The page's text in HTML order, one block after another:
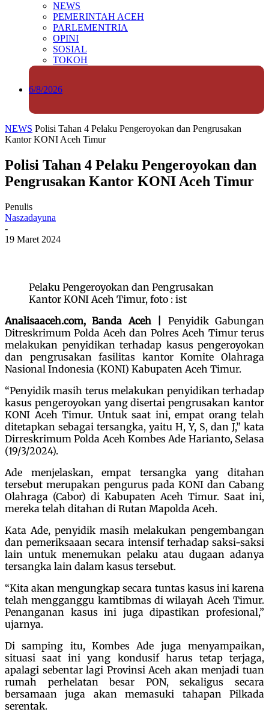
NEWS
PEMERINTAH ACEH
PARLEMENTRIA
OPINI
SOSIAL
TOKOH
6/8/2026
NEWS Polisi Tahan 4 Pelaku Pengeroyokan dan Pengrusakan
Kantor KONI Aceh Timur
Polisi Tahan 4 Pelaku Pengeroyokan dan
Pengrusakan Kantor KONI Aceh Timur
Penulis
Naszadayuna
-
19 Maret 2024
Pelaku Pengeroyokan dan Pengrusakan
Kantor KONI Aceh Timur, foto : ist
Analisaaceh.com, Banda Aceh |
Penyidik Gabungan
Ditreskrimum Polda Aceh dan Polres Aceh Timur terus
melakukan penyidikan terhadap kasus pengeroyokan
dan pengrusakan fasilitas kantor Komite Olahraga
Nasional Indonesia (KONI) Kabupaten Aceh Timur.
“Penyidik masih terus melakukan penyidikan terhadap
kasus pengeroyokan yang disertai pengrusakan kantor
KONI Aceh Timur. Untuk saat ini, empat orang telah
ditetapkan sebagai tersangka, yaitu H, Y, S, dan J,” kata
Dirreskrimum Polda Aceh Kombes Ade Harianto, Selasa
(19/3/2024).
Ade menjelaskan, empat tersangka yang ditahan
tersebut merupakan pengurus pada KONI dan Cabang
Olahraga (Cabor) di Kabupaten Aceh Timur. Saat ini,
mereka telah ditahan di Rutan Mapolda Aceh.
Kata Ade, penyidik masih melakukan pengembangan
dan pemeriksaaan secara intensif terhadap saksi-saksi
lain untuk menemukan pelaku atau dugaan adanya
tersangka lain dalam kasus tersebut.
“Kita akan mengungkap secara tuntas kasus ini karena
telah mengganggu kamtibmas di wilayah Aceh Timur.
Penanganan kasus ini juga dipastikan profesional,”
ujarnya.
Di samping itu, Kombes Ade juga menyampaikan,
situasi saat ini yang kondusif harus tetap terjaga,
apalagi sebentar lagi Provinsi Aceh akan menjadi tuan
rumah perhelatan besar PON, sekaligus secara
bersamaan juga akan memasuki tahapan Pilkada
serentak.